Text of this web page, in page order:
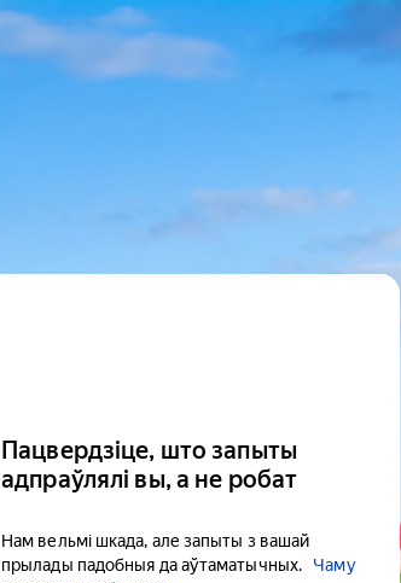
Пацвердзіце, што запыты
адпраўлялі вы, а не робат
Нам вельмі шкада, але запыты з вашай
прылады падобныя да аўтаматычных.
Чаму